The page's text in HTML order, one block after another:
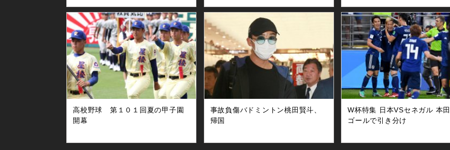
高校野球 第１０１回夏の甲子園
開幕
事故負傷バドミントン桃田賢斗、
帰国
W杯特集 日本VSセネガル 本
ゴールで引き分け